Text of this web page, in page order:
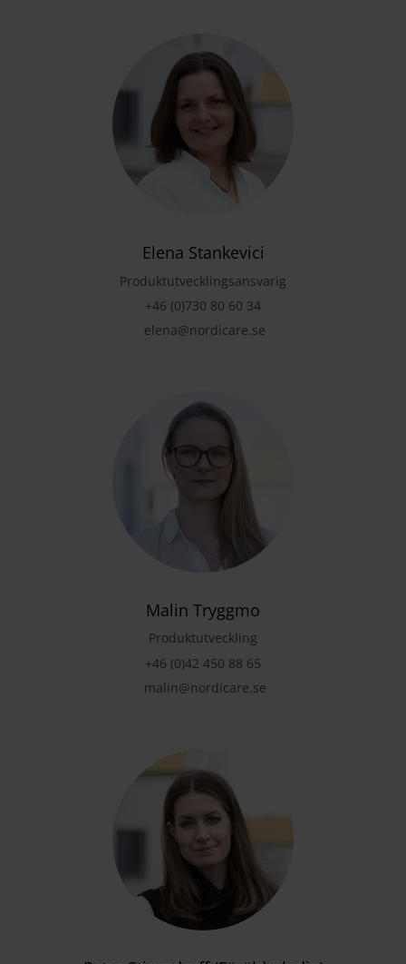
Elena Stankevici
Produktutvecklingsansvarig
+46 (0)730 80 60 34
elena@nordicare.se
Malin Tryggmo
Produktutveckling
+46 (0)42 450 88 65
malin@nordicare.se